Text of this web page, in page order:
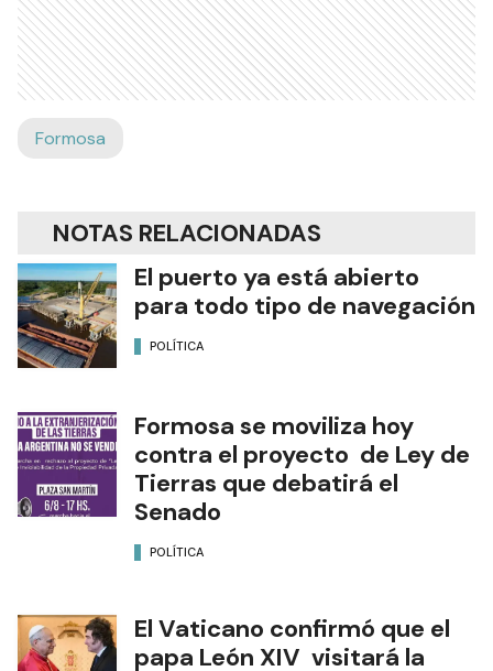
Formosa
NOTAS RELACIONADAS
El puerto ya está abierto
para todo tipo de navegación
POLÍTICA
Formosa se moviliza hoy
contra el proyecto de Ley de
Tierras que debatirá el
Senado
POLÍTICA
El Vaticano confirmó que el
papa León XIV visitará la